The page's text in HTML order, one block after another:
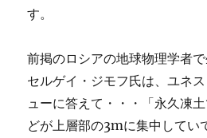
す。
前掲のロシアの地球物理学者
セルゲイ・ジモフ氏は、ユネ
ューに答えて・・・「永久凍
どが上層部の3mに集中してい